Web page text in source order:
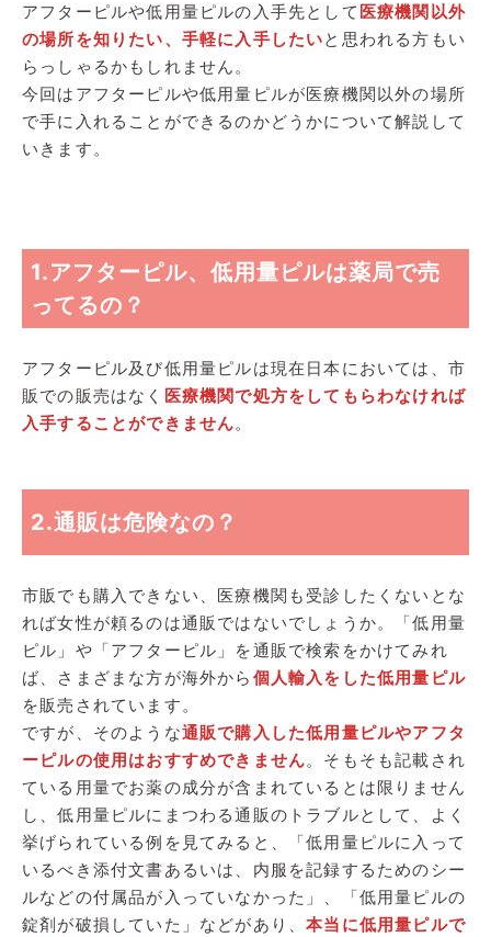
アフターピルや低用量ピルの入手先として 医療機関以外
の場所を知りたい、手軽に入手したいと思われる方もい
らっしゃるかもしれません。
今回はアフターピルや低用量ピルが医療機関以外の場所
で手に入れることができるのかどうかについて解説して
いきます。
1.アフターピル、低用量ピルは薬局で売
ってるの？
アフターピル及び低用量ピルは現在日本においては、市
販での販売はなく 医療機関で処方をしてもらわなければ
入手することができません。
2.通販は危険なの？
市販でも購入できない、医療機関も受診したくないとな
れば女性が頼るのは通販ではないでしょうか。「低用量
ピル」や「アフターピル」を通販で検索をかけてみれ
ば、さまざまな方が海外から 個人輸入をした低用量ピル
を販売されています。
ですが、そのような通販で購入した低用量ピルやアフタ
ーピルの使用はおすすめできません。そもそも記載され
ている用量でお薬の成分が含まれているとは限りません
し、低用量ピルにまつわる通販のトラブルとして、よく
挙げられている例を見てみると、「低用量ピルに入って
いるべき添付文書あるいは、内服を記録するためのシー
ルなどの付属品が入っていなかった」、「低用量ピルの
錠剤が破損していた」などがあり、本当に低用量ピルで